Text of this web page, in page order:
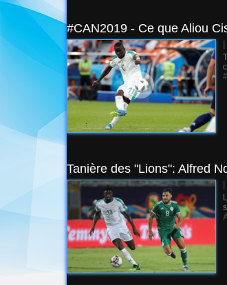
#CAN2019 - Ce que Aliou
Tanière des "Lions": Alfred